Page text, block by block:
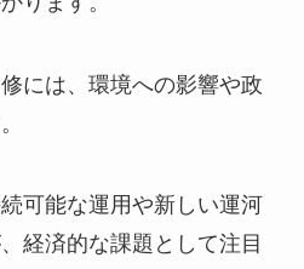
には、環境への影響や政
可能な運用や新しい運河
経済的な課題として注目